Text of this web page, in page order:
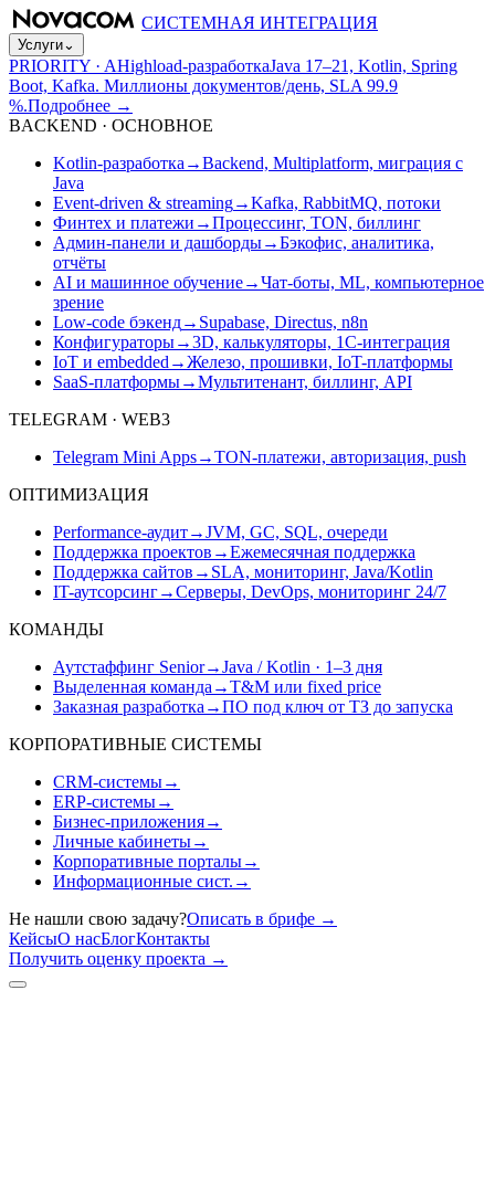
СИСТЕМНАЯ ИНТЕГРАЦИЯ
Услуги⌄
PRIORITY · AHighload-разработкаJava 17–21, Kotlin, Spring
Boot, Kafka. Миллионы документов/день, SLA 99.9
%.Подробнее →
BACKEND · ОСНОВНОЕ
Kotlin-разработка →Backend, Multiplatform, миграция с
Java
Event-driven & streaming→Kafka, RabbitMQ, потоки
Финтех и платежи →Процессинг, TON, биллинг
Админ-панели и дашборды→Бэкофис, аналитика,
отчёты
AI и машинное обучение→Чат-боты, ML, компьютерное
зрение
Low-code бэкенд→ Supabase, Directus, n8n
Конфигураторы→3D, калькуляторы, 1С-интеграция
IoT и embedded →Железо, прошивки, IoT-платформы
SaaS-платформы→Мультитенант, биллинг, API
TELEGRAM · WEB3
Telegram Mini Apps→TON-платежи, авторизация, push
ОПТИМИЗАЦИЯ
Performance-аудит→JVM, GC, SQL, очереди
Поддержка проектов →Ежемесячная поддержка
Поддержка сайтов → SLA, мониторинг, Java/Kotlin
IT-аутсорсинг→Серверы, DevOps, мониторинг 24/7
КОМАНДЫ
Аутстаффинг Senior→Java / Kotlin · 1–3 дня
Выделенная команда →T&M или fixed price
Заказная разработка →ПО под ключ от ТЗ до запуска
КОРПОРАТИВНЫЕ СИСТЕМЫ
CRM-системы→
ERP-системы→
Бизнес-приложения→
Личные кабинеты→
Корпоративные порталы→
Информационные сист. →
Не нашли свою задачу?Описать в брифе →
КейсыО насБлогКонтакты
Получить оценку проекта →